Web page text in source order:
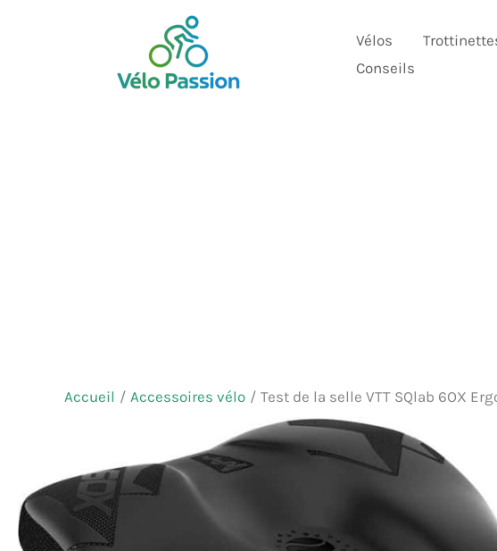
Vélos
Conseils
Accueil Accessoires vélo Test de la selle VTT SQlab 6OX